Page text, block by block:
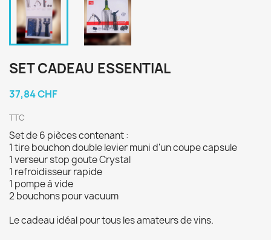
SET CADEAU ESSENTIAL
37,84 CHF
TTC
Set de 6 pièces contenant :
1 tire bouchon double levier muni d'un coupe capsule
1 verseur stop goute Crystal
1 refroidisseur rapide
1 pompe à vide
2 bouchons pour vacuum
Le cadeau idéal pour tous les amateurs de vins.